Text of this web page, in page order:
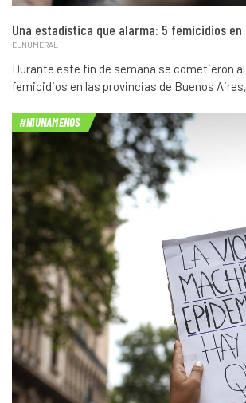
Una estadística que alarma: 5 femicidios
ELNUMERAL
Durante este fin de semana se cometieron
femicidios en las provincias de Buenos
#NIUNAMENOS